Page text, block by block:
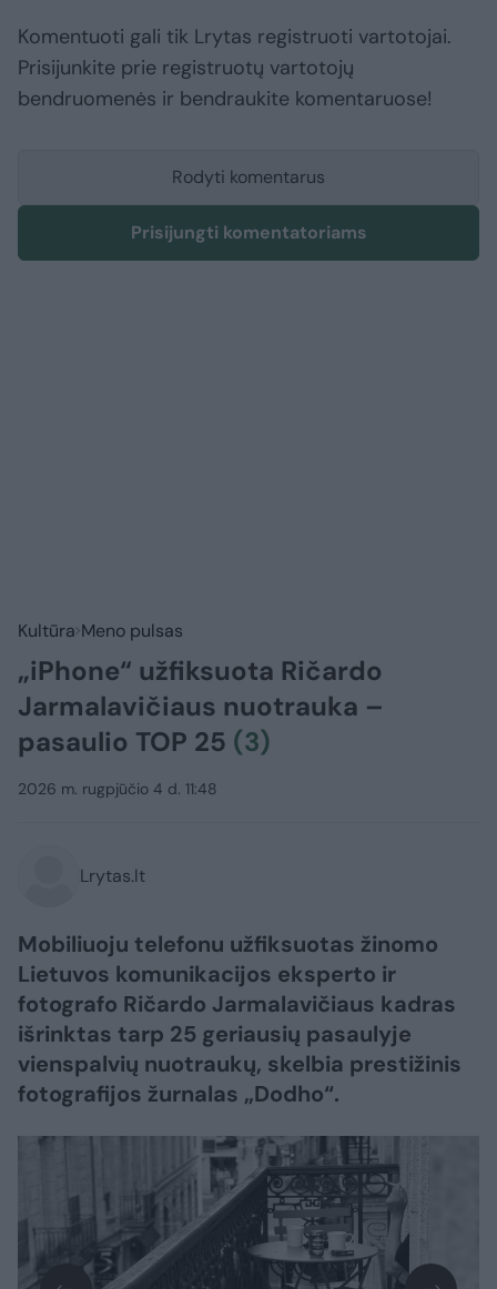
Komentuoti gali tik Lrytas registruoti vartotojai.
Prisijunkite prie registruotų vartotojų
bendruomenės ir bendraukite komentaruose!
Rodyti komentarus
Prisijungti komentatoriams
Kultūra Meno pulsas
„iPhone“ užfiksuota Ričardo
Jarmalavičiaus nuotrauka –
pasaulio TOP 25 (3)
2026 m. rugpjūčio 4 d. 11:48
Lrytas.lt
Mobiliuoju telefonu užfiksuotas žinomo
Lietuvos komunikacijos eksperto ir
fotografo Ričardo Jarmalavičiaus kadras
išrinktas tarp 25 geriausių pasaulyje
vienspalvių nuotraukų, skelbia prestižinis
fotografijos žurnalas „Dodho“.